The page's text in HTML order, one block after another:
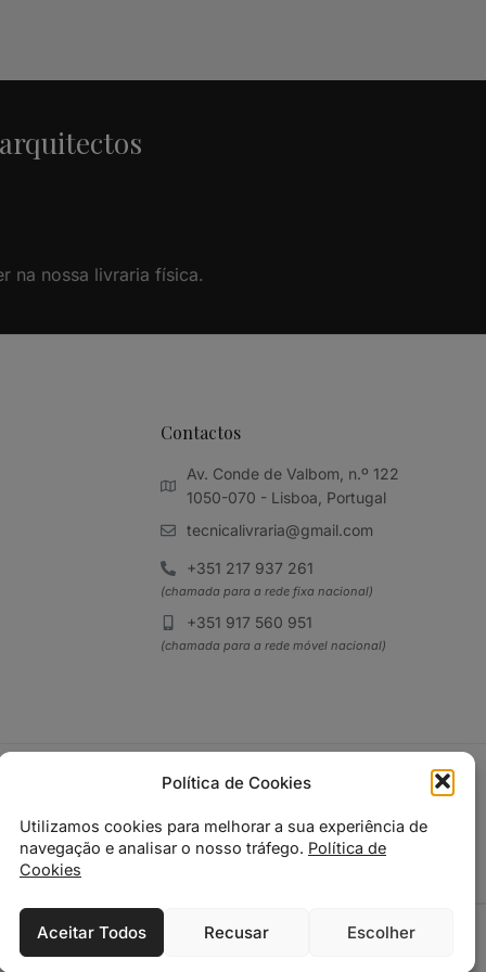
Política de Cookies
Utilizamos cookies para melhorar a sua experiência de
navegação e analisar o nosso tráfego. Política de
Cookies
Aceitar Todos Recusar Escolher
na nossa livraria física.
Contactos
Av. Conde de Valbom, n.º 122
1050-070 - Lisboa, Portugal
tecnicalivraria@gmail.com
+351 217 937 261
(chamada para a rede fixa nacional)
+351 917 560 951
(chamada para a rede móvel nacional)